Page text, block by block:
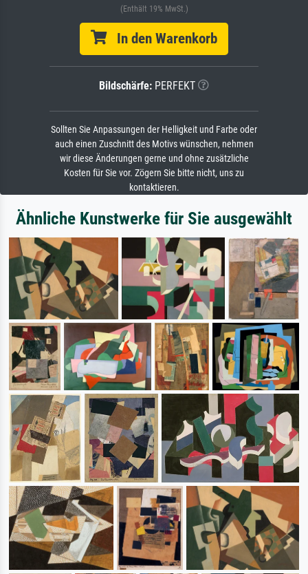
(Enthält 19% MwSt.)
In den Warenkorb
Bildschärfe: PERFEKT
Sollten Sie Anpassungen der Helligkeit und Farbe oder
auch einen Zuschnitt des Motivs wünschen, nehmen
wir diese Änderungen gerne und ohne zusätzliche
Kosten für Sie vor. Zögern Sie bitte nicht, uns zu
kontaktieren.
Ähnliche Kunstwerke für Sie ausgewählt